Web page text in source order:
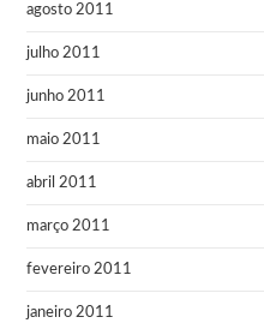
agosto 2011
julho 2011
junho 2011
maio 2011
abril 2011
março 2011
fevereiro 2011
janeiro 2011